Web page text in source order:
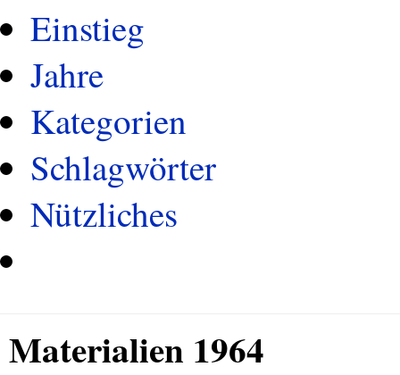
Einstieg
Jahre
Kategorien
Schlagwörter
Nützliches
Materialien 1964